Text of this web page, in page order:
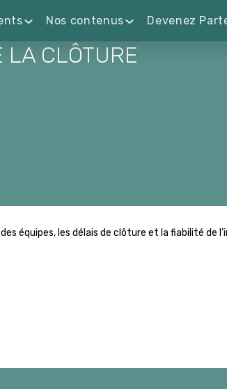
Nos contenus Devenez
LA CLÔTURE
équipes, les délais de clôture et la fiabilité de